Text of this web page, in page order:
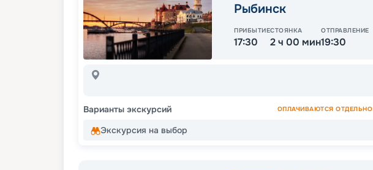
Рыбинск
ПРИБЫТИЕ
17:30
СТОЯНКА
2 ч 00 мин
ОТПРАВЛЕНИЕ
19:30
Варианты экскурсий ОПЛАЧИВАЮТСЯ ОТДЕЛЬНО
Экскурсия на выбор